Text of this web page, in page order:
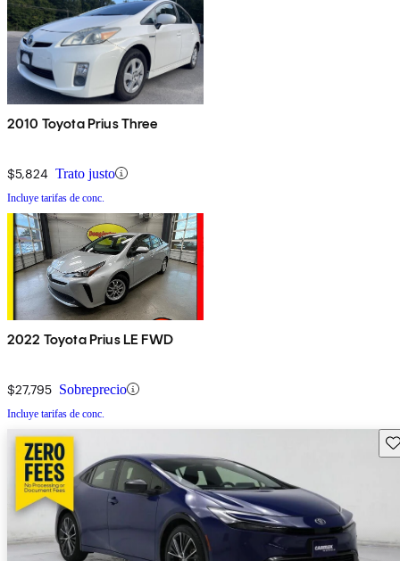
2010 Toyota Prius Three
$5,824 Trato justo
Incluye tarifas de conc.
2022 Toyota Prius LE FWD
$27,795 Sobreprecio
Incluye tarifas de conc.